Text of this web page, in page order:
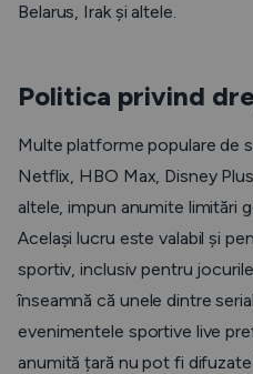
Belarus, Irak și altele.
Politica privind
Multe platforme populare de
Netflix, HBO Max, Disney
altele, impun anumite limitări
Același lucru este valabil și
sportiv, inclusiv pentru
înseamnă că unele dintre
evenimentele sportive live
anumită țară nu pot fi